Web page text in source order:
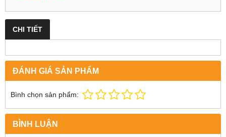
CHI TIẾT
ĐÁNH GIÁ SẢN PHẨM
Bình chọn sản phẩm:
BÌNH LUẬN